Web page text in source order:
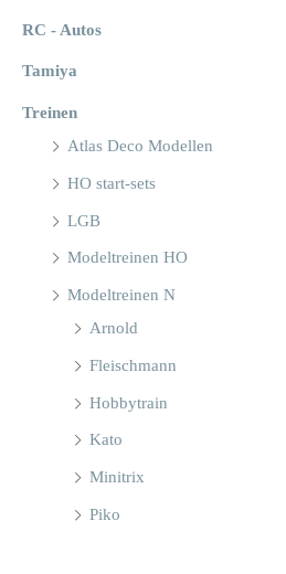
RC - Autos
Tamiya
Treinen
Atlas Deco Modellen
HO start-sets
LGB
Modeltreinen HO
Modeltreinen N
Arnold
Fleischmann
Hobbytrain
Kato
Minitrix
Piko